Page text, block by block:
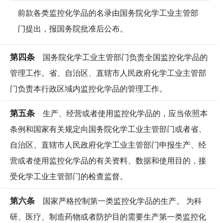
前款各类监控化学品的名录由国务院化学工业主管部
门提出，报国务院批准后公布。
第四条 国务院化学工业主管部门负责全国监控化学品的
管理工作。省、自治区、直辖市人民政府化学工业主管部
门负责本行政区域内监控化学品的管理工作。
第五条 生产、经营或者使用监控化学品的，应当依照本
条例和国家有关规定向国务院化学工业主管部门或者省、
自治区、直辖市人民政府化学工业主管部门申报生产、经
营或者使用监控化学品的有关资料、数据和使用目的，接
受化学工业主管部门的检查监督。
第六条 国家严格控制第一类监控化学品的生产。 为科
研、医疗、制造药物或者防护目的需要生产第一类监控化